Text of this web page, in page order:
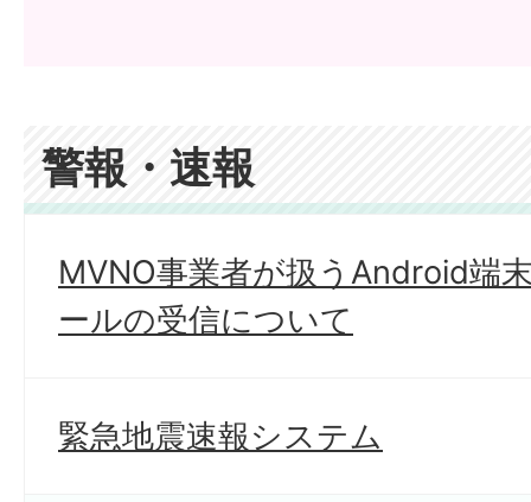
警報・速報
MVNO事業者が扱うAndroid端
ールの受信について
緊急地震速報システム